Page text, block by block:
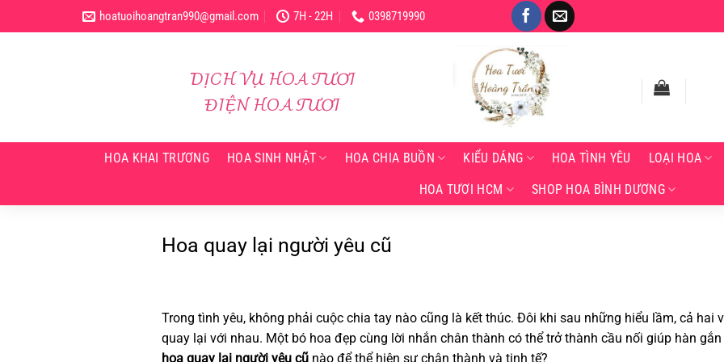
qua
hoatuoihoangtran990@gmail.com 7H - 22H 0398719990
DỊCH VỤ HOA TƯƠI
ĐIỆN HOA TƯƠI
HOA KHAI TRƯƠNG HOA SINH NHẬT HOA CHIA BUỒN KIỂU DÁNG HOA TÌNH YÊU LOẠI HOA
HOA TƯƠI HCM SHOP HOA BÌNH DƯƠNG
Hoa quay lại người yêu cũ
Trong tình yêu, không phải cuộc chia tay nào cũng là kết thúc. Đôi khi sau những hiểu lầm, cả hai
quay lại với nhau. Một bó hoa đẹp cùng lời nhắn chân thành có thể trở thành cầu nối giúp hàn
hoa quay lại người yêu cũnào để thể hiện sự chân thành và tinh tế?